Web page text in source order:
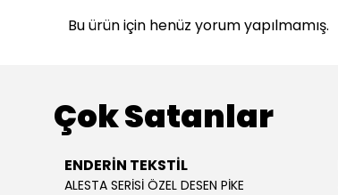
Bu ürün için henüz yorum yapılmamış.
Çok Satanlar
ENDERİN TEKSTİL
ALESTA SERİSİ ÖZEL DESEN PİKE